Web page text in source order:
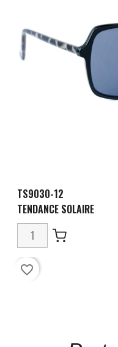
TS9030-12
TENDANCE SOLAIRE
favorite_border